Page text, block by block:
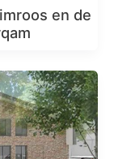
en de